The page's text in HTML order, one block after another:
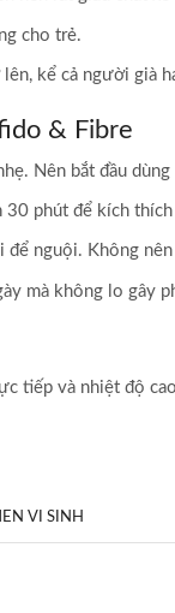
cho trẻ.
kể cả người già
& Fibre
Nên bắt đầu
30 phút để kích
để nguội. Không
mà không lo gây
tiếp và nhiệt độ
VI SINH